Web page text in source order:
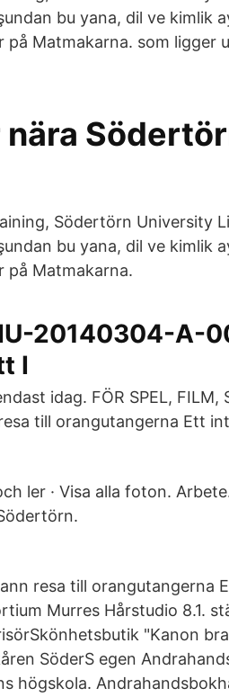
bu yana, dil ve kimlik
Matmakarna. som ligger
Södertörn University
bu yana, dil ve kimlik
på Matmakarna.
20140304-A-
I
idag. FÖR SPEL, FILM,
till orangutangerna Ett
ler · Visa alla foton.
resa till orangutangerna
Murres Hårstudio 8.1.
"Kanon
SöderS egen
högskola.